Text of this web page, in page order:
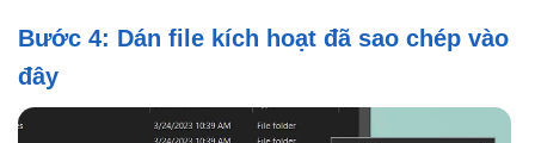
Bước 4: Dán file kích hoạt đã sao chép vào
đây